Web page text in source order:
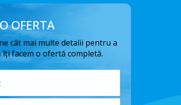
OFERTA
cât mai multe detalii pentru a
îți facem o ofertă completă.